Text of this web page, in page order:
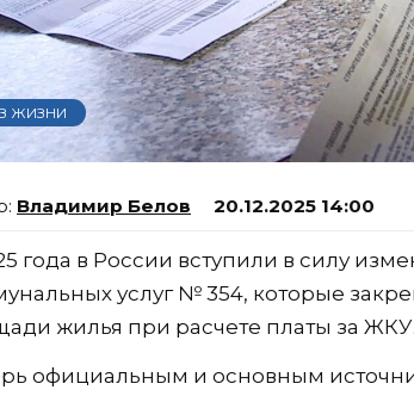
ЖИЗНИ
Владимир Белов 20.12.2025 14:00
года в России вступили в силу
услуг № 354, которые
жилья при расчете платы за ЖКУ.
официальным и основным